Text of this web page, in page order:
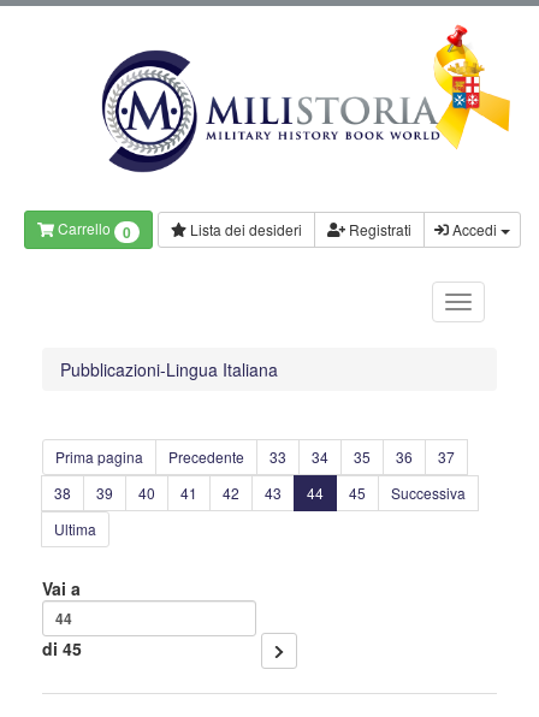
Carrello 0 Lista dei desideri Registrati Accedi
Pubblicazioni-Lingua Italiana
Prima pagina Precedente 33 34 35 36
37
38
39 40 41 42 43 44 45
Successiva
Ultima
Vai a
di 45